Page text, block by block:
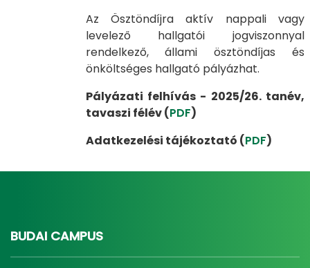
Az Ösztöndíjra aktív nappali vagy
levelező hallgatói jogviszonnyal
rendelkező, állami ösztöndíjas és
önköltséges hallgató pályázhat.
Pályázati felhívás - 2025/26. tanév,
tavaszi félév (PDF)
Adatkezelési tájékoztató (PDF)
BUDAI CAMPUS